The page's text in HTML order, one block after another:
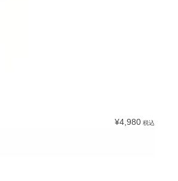
¥4,980 税込